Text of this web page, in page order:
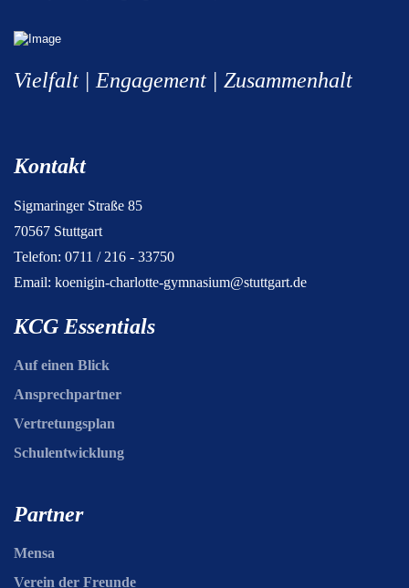
Vielfalt | Engagement | Zusammenhalt
Kontakt
Sigmaringer Straße 85
70567 Stuttgart
Telefon: 0711 / 216 - 33750
Email: koenigin-charlotte-gymnasium@stuttgart.de
KCG Essentials
Auf einen Blick
Ansprechpartner
Vertretungsplan
Schulentwicklung
Partner
Mensa
Verein der Freunde